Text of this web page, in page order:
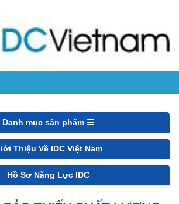
Danh mục sản phẩm ☰
Thiệu Về IDC Việt Nam
Hồ Sơ Năng Lực IDC